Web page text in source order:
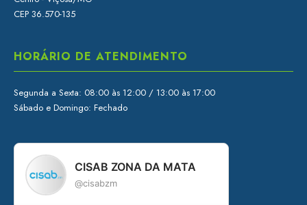
CEP 36.570-135
HORÁRIO DE ATENDIMENTO
Segunda a Sexta: 08:00 às 12:00 / 13:00 às 17:00
Sábado e Domingo: Fechado
CISAB ZONA DA MATA
@cisabzm